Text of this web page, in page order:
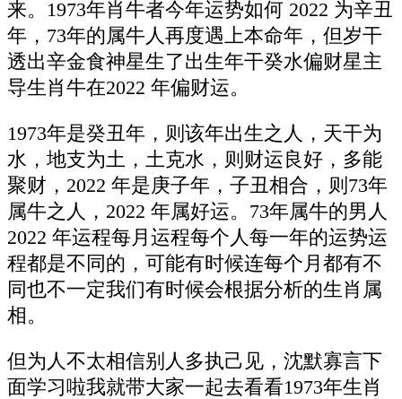
来。1973年肖牛者今年运势如何 2022 为辛丑
年，73年的属牛人再度遇上本命年，但岁干
透出辛金食神星生了出生年干癸水偏财星主
导生肖牛在2022 年偏财运。
1973年是癸丑年，则该年出生之人，天干为
水，地支为土，土克水，则财运良好，多能
聚财，2022 年是庚子年，子丑相合，则73年
属牛之人，2022 年属好运。73年属牛的男人
2022 年运程每月运程每个人每一年的运势运
程都是不同的，可能有时候连每个月都有不
同也不一定我们有时候会根据分析的生肖属
相。
但为人不太相信别人多执己见，沈默寡言下
面学习啦我就带大家一起去看看1973年生肖